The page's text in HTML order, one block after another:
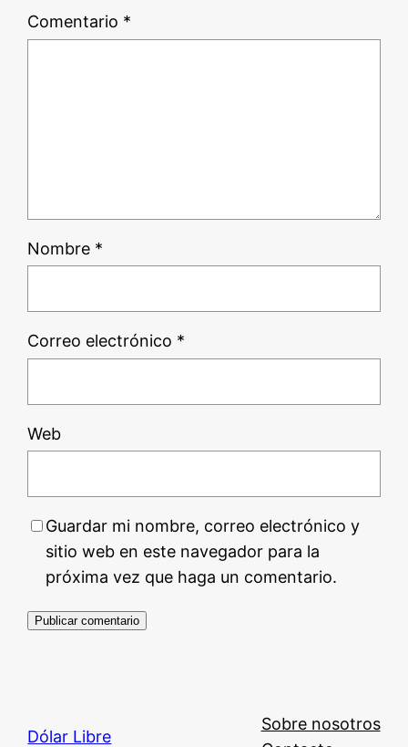
Comentario *
Nombre *
Correo electrónico *
Web
Guardar mi nombre, correo electrónico y
sitio web en este navegador para la
próxima vez que haga un comentario.
Dólar Libre
Sobre nosotros